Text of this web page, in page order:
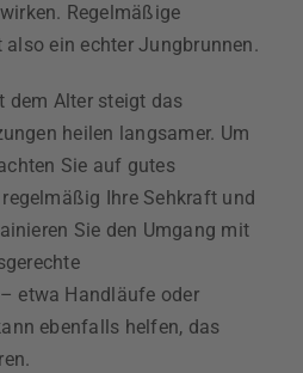
Regelmäßige
ein echter Jungbrunnen.
dem Alter steigt das
heilen langsamer. Um
Sie auf gutes
Ihre Sehkraft und
Sie den Umgang mit
etwa Handläufe oder
ebenfalls helfen, das